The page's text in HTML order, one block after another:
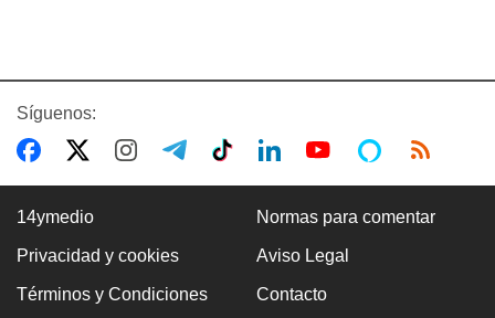
Síguenos:
14ymedio Normas para comentar
Privacidad y cookies Aviso Legal
Términos y Condiciones Contacto